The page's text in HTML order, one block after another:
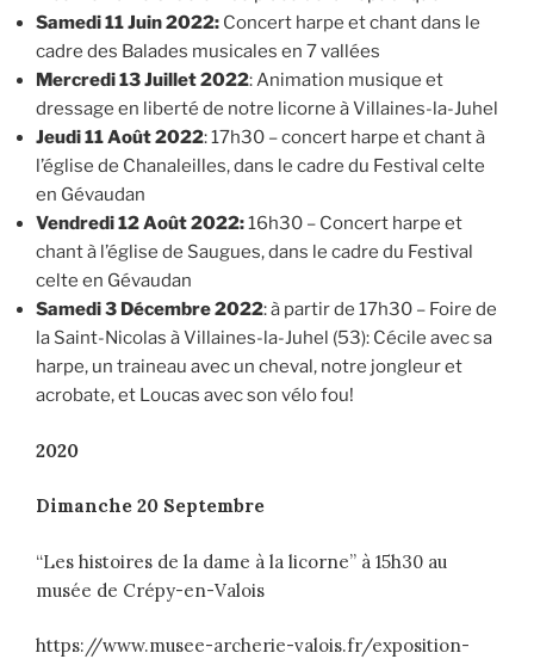
Samedi 11 Juin 2022: Concert harpe et chant dans le
cadre des Balades musicales en 7 vallées
Mercredi 13 Juillet 2022: Animation musique et
dressage en liberté de notre licorne à Villaines-la-Juhel
Jeudi 11 Août 2022: 17h30 – concert harpe et chant à
l’église de Chanaleilles, dans le cadre du Festival celte
en Gévaudan
Vendredi 12 Août 2022:16h30 – Concert harpe et
chant à l’église de Saugues, dans le cadre du Festival
celte en Gévaudan
Samedi 3 Décembre 2022: à partir de 17h30 – Foire de
la Saint-Nicolas à Villaines-la-Juhel (53): Cécile avec sa
harpe, un traineau avec un cheval, notre jongleur et
acrobate, et Loucas avec son vélo fou!
2020
Dimanche 20 Septembre
“Les histoires de la dame à la licorne” à 15h30 au
musée de Crépy-en-Valois
https://www.musee-archerie-valois.fr/exposition-